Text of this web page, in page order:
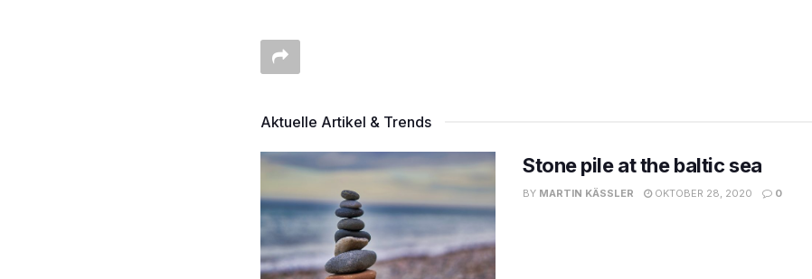
Aktuelle Artikel & Trends
Stone pile at the baltic sea
BY MARTIN KÄSSLER OKTOBER 28, 2020 0